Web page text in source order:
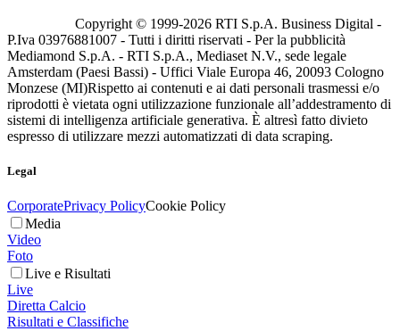
Copyright © 1999-2026 RTI S.p.A. Business Digital -
P.Iva 03976881007 - Tutti i diritti riservati - Per la pubblicità
Mediamond S.p.A. - RTI S.p.A., Mediaset N.V., sede legale
Amsterdam (Paesi Bassi) - Uffici Viale Europa 46, 20093 Cologno
Monzese (MI)Rispetto ai contenuti e ai dati personali trasmessi e/o
riprodotti è vietata ogni utilizzazione funzionale all’addestramento di
sistemi di intelligenza artificiale generativa. È altresì fatto divieto
espresso di utilizzare mezzi automatizzati di data scraping.
Legal
CorporatePrivacy PolicyCookie Policy
Media
Video
Foto
Live e Risultati
Live
Diretta Calcio
Risultati e Classifiche